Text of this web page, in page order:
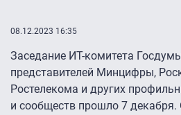
08.12.2023 16:35
Заседание ИТ-комитета
представителей Минцифры,
Ростелекома и других
и сообществ прошло 7 декабря.